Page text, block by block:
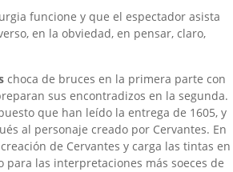
funcione y que el espectador asista
en la obviedad, en pensar, claro,
choca de bruces en la primera parte con
sus encontradizos en la segunda.
que han leído la entrega de 1605, y
al personaje creado por Cervantes. En
de Cervantes y carga las tintas en
las interpretaciones más soeces de